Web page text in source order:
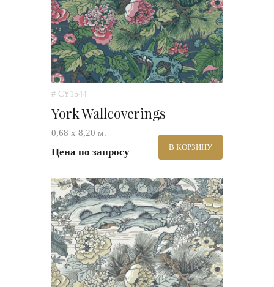
# CY1544
York Wallcoverings
0,68 х 8,20 м.
Цена по запросу В КОРЗИНУ